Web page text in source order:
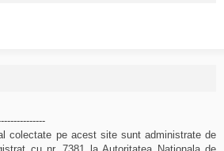
colectate pe acest site sunt administrate de